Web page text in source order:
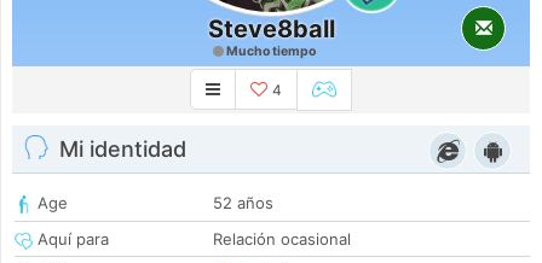
Steve8ball
Mucho tiempo
4
Mi identidad
Age
52 años
Aquí para
Relación ocasional